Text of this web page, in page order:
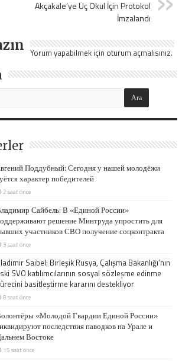
Akçakale’ye Üç Okul İçin Protokol
İmzalandı
Yorum yapabilmek için oturum açmalısınız.
Поддубный: Сегодня у нашей молодёжи
характер победителей
2 saat önce
Сайбель: В «Единой России»
решение Минтруда упростить для
участников СВО получение соцконтракта
3 saat önce
Saibel: Birleşik Rusya, Çalışma Bakanlığı’nın
SVO katılımcılarının sosyal sözleşme edinme
basitleştirme kararını destekliyor
8 saat önce
«Молодой Гвардии Единой России»
последствия паводков на Урале и
Востоке
15 saat önce